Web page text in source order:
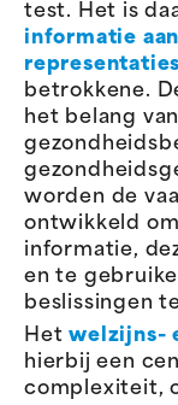
test. Het is
informatie
betrokkene.
het belang
worden de
ontwikkeld
informatie,
en te
beslissingen
Hetwelzijns-
hierbij een
complexiteit,